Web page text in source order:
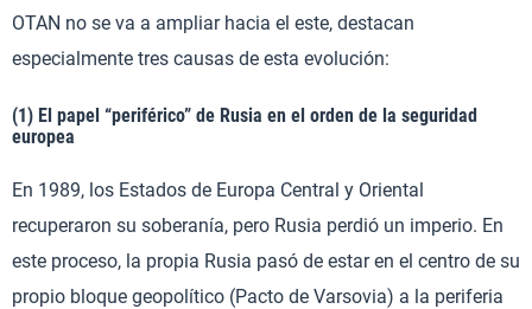
OTAN no se va a ampliar hacia el este, destacan
especialmente tres causas de esta evolución:
(1) El papel “periférico” de Rusia en el orden de la seguridad
europea
En 1989, los Estados de Europa Central y Oriental
recuperaron su soberanía, pero Rusia perdió un imperio. En
este proceso, la propia Rusia pasó de estar en el centro de su
propio bloque geopolítico (Pacto de Varsovia) a la periferia